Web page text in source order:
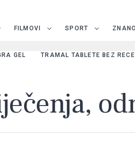
FILMOVI SPORT
GEL TRAMAL TABLETE BEZ